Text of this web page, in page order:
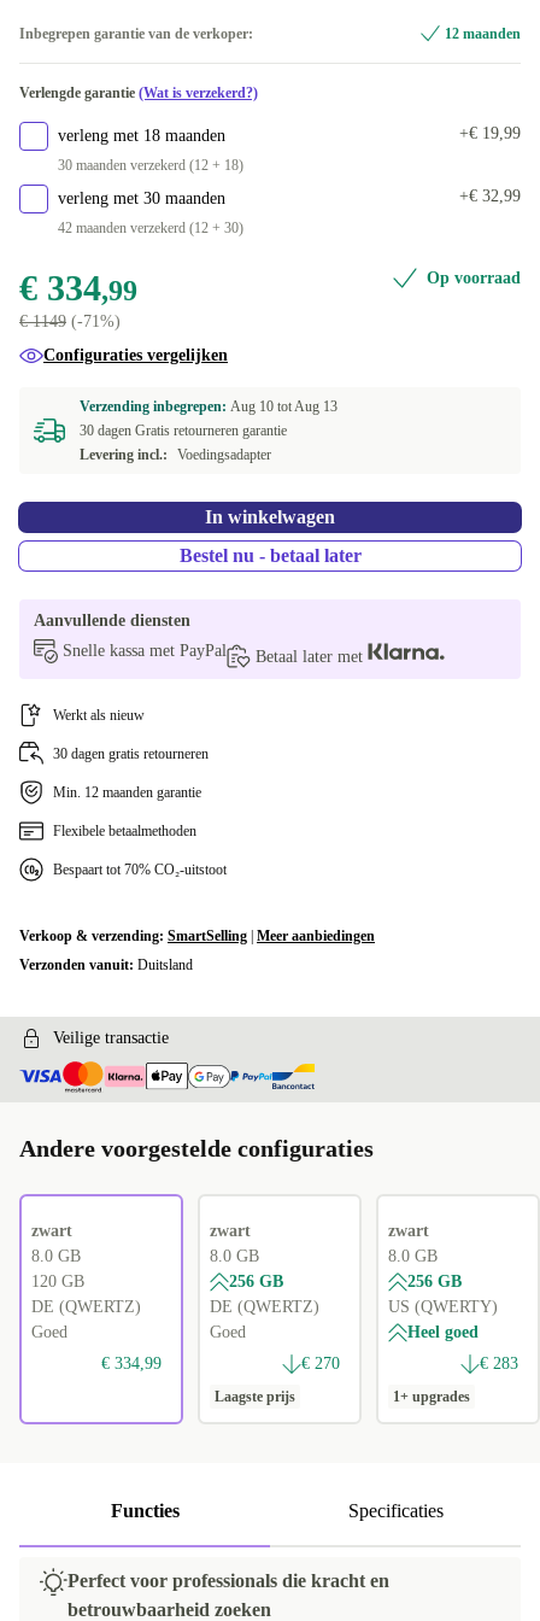
Beschikbaar in andere configuraties
180 GB
250 GB
500 GB +€ 20
2000 GB
Beschikbaar in andere configuraties
PT (QWERTY)
ND (QWERTY)
SE (QWERTY) +€ 14
DK (QWERTY)
ES (QWERTY)
Inbegrepen garantie van de verkoper: 12 maanden
Verlengde garantie (Wat is verzekerd?)
verleng met 18 maanden
30 maanden verzekerd (12 + 18)
+€ 19,99
verleng met 30 maanden
42 maanden verzekerd (12 + 30)
+€ 32,99
€ 334,99
€ 1149 (-71%)
Op voorraad
Configuraties vergelijken
Verzending inbegrepen: Aug 10 totAug 13
30 dagen Gratis retourneren garantie
Levering incl.:
Voedingsadapter
In winkelwagen
Bestel nu - betaal later
Aanvullende diensten
Snelle kassa met PayPal
Betaal later met
Werkt als nieuw
30 dagen gratis retourneren
Min. 12 maanden garantie
Flexibele betaalmethoden
Bespaart tot 70% CO₂-uitstoot
Verkoop & verzending: SmartSelling Meer aanbiedingen
Verzonden vanuit: Duitsland
Veilige transactie
Andere voorgestelde configuraties
zwart
8.0 GB
120 GB
DE (QWERTZ)
Goed
€ 334,99
zwart
8.0 GB
256 GB
DE (QWERTZ)
Goed
€ 270
Laagste prijs
zwart
8.0 GB
256 GB
US (QWERTY)
Heel goed
€ 283
1+ upgrades
Functies Specificaties
Perfect voor professionals die kracht en
betrouwbaarheid zoeken